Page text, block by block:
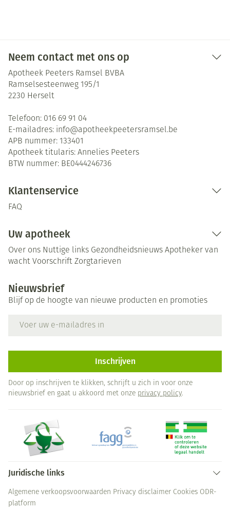
Neem contact met ons op
Apotheek Peeters Ramsel BVBA
Ramselsesteenweg 195/1
2230 Herselt
Telefoon: 016 69 91 04
E-mailadres: info@apotheekpeetersramsel.be
APB nummer: 133401
Apotheek titularis: Annelies Peeters
BTW nummer: BE0444246736
Klantenservice
FAQ
Uw apotheek
Over ons Nuttige links Gezondheidsnieuws Apotheker van
wacht Voorschrift Zorgtarieven
Nieuwsbrief
Blijf op de hoogte van nieuwe producten en promoties
Inschrijven
Door op inschrijven te klikken, schrijft u zich in voor onze
nieuwsbrief en gaat u akkoord met onze privacy policy.
Juridische links
Algemene verkoopsvoorwaarden Privacy disclaimer Cookies ODR-
platform